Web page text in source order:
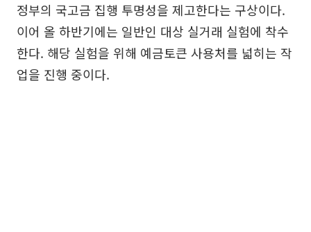
정부의 국고금 집행 투명성을 제고한다는 구상이다.
이어 올 하반기에는 일반인 대상 실거래 실험에 착수
한다. 해당 실험을 위해 예금토큰 사용처를 넓히는 작
업을 진행 중이다.